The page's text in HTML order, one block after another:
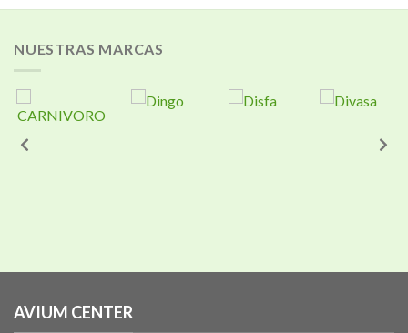
variantes.
se
pueden
elegir
NUESTRAS MARCAS
AVIUM CENTER